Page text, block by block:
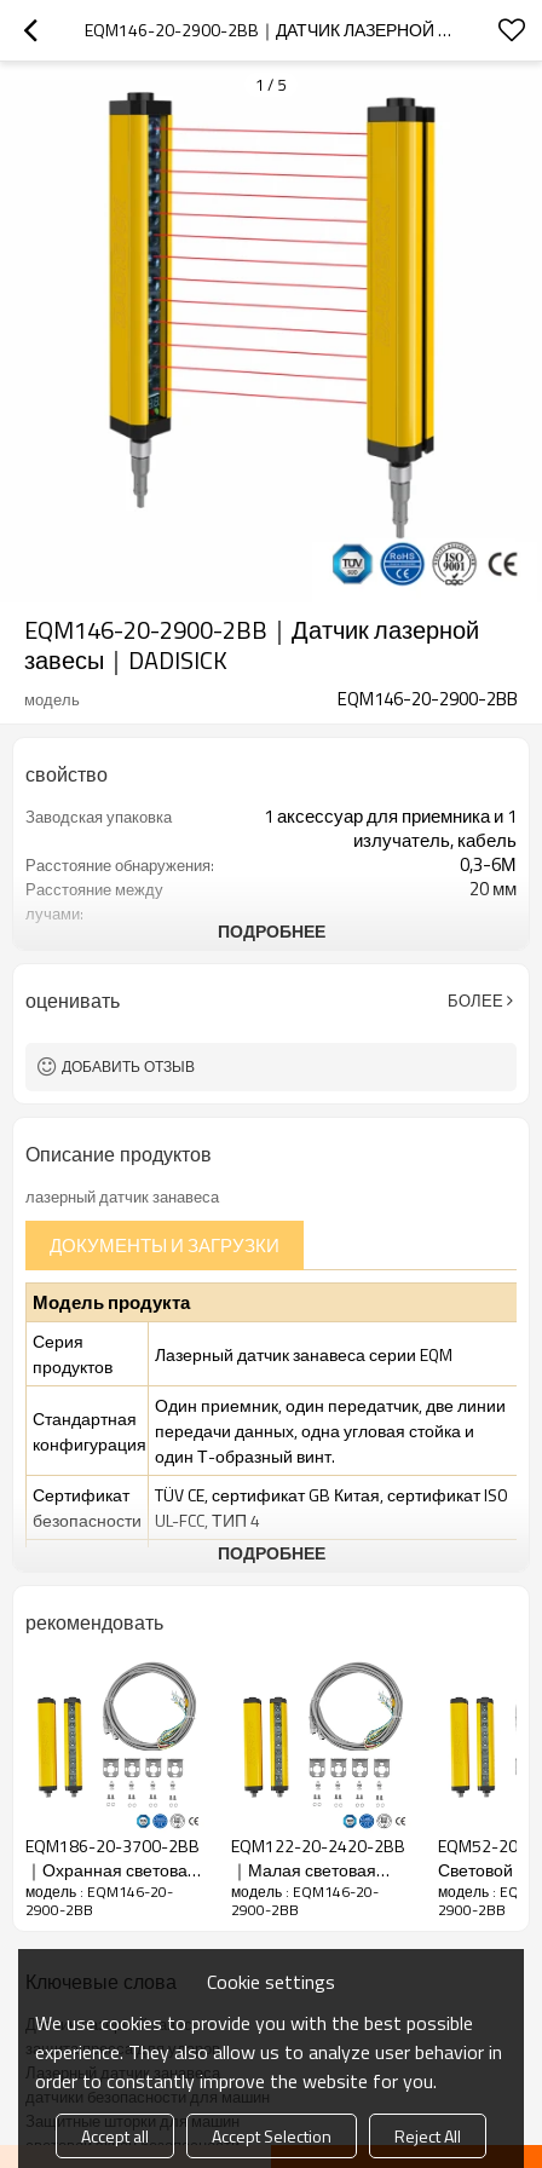
EQM146-20-2900-2BB｜ДАТЧИК ЛАЗЕРНОЙ ЗАВЕСЫ｜DADISICK
1 / 5
EQM146-20-2900-2BB｜Датчик лазерной
завесы｜DADISICK
модель EQM146-20-2900-2BB
свойство
Заводская упаковка
1 аксессуар для приемника и 1
излучатель, кабель
Расстояние обнаружения: 0,3-6М
Расстояние между
лучами:
20 мм
2 выхода безопасности
2 ПНП
Интерфейсный разъем
Сертификация:
ПОДРОБНЕЕ
оценивать БОЛЕЕ
ДОБАВИТЬ ОТЗЫВ
Описание продуктов
лазерный датчик занавеса
ДОКУМЕНТЫ И ЗАГРУЗКИ
Модель продукта
Серия
продуктов
Лазерный датчик занавеса серии EQM
Стандартная
конфигурация
Один приемник, один передатчик, две линии
передачи данных, одна угловая стойка и
один Т-образный винт.
Сертификат
безопасности
TÜV CE, сертификат GB Китая, сертификат ISO
UL-FCC, ТИП 4
Стандартная промышленная среда
Функции
Зазор между
балками
20 мм
Точность
определения
25 мм
Количество
146
Рабочий
диапазон
2900 мм
товара
приемника.
Расстояние
обнаружения
30-6000 мм
Время
отклика
≤15 мс
ПОДРОБНЕЕ
рекомендовать
EQM186-20-3700-2BB
｜Охранная световая
завеса｜DADISICK
модель : EQM146-20-
2900-2BB
EQM122-20-2420-2BB
｜Малая световая
завеса безопасности
｜DADISICK
модель : EQM146-20-
2900-2BB
EQM52-20-
Световой
DADISICK
модель :
2900-2BB
Ключевые слова
Датчик лазерной завесы
защита пресса для ударов
Лазерный датчик занавеса
датчики безопасности для машин
Защитные шторки для машин
световой экран безопасности
Cookie settings
We use cookies to provide you with the best possible
experience. They also allow us to analyze user behavior in
order to constantly improve the website for you.
Accept all Accept Selection Reject All